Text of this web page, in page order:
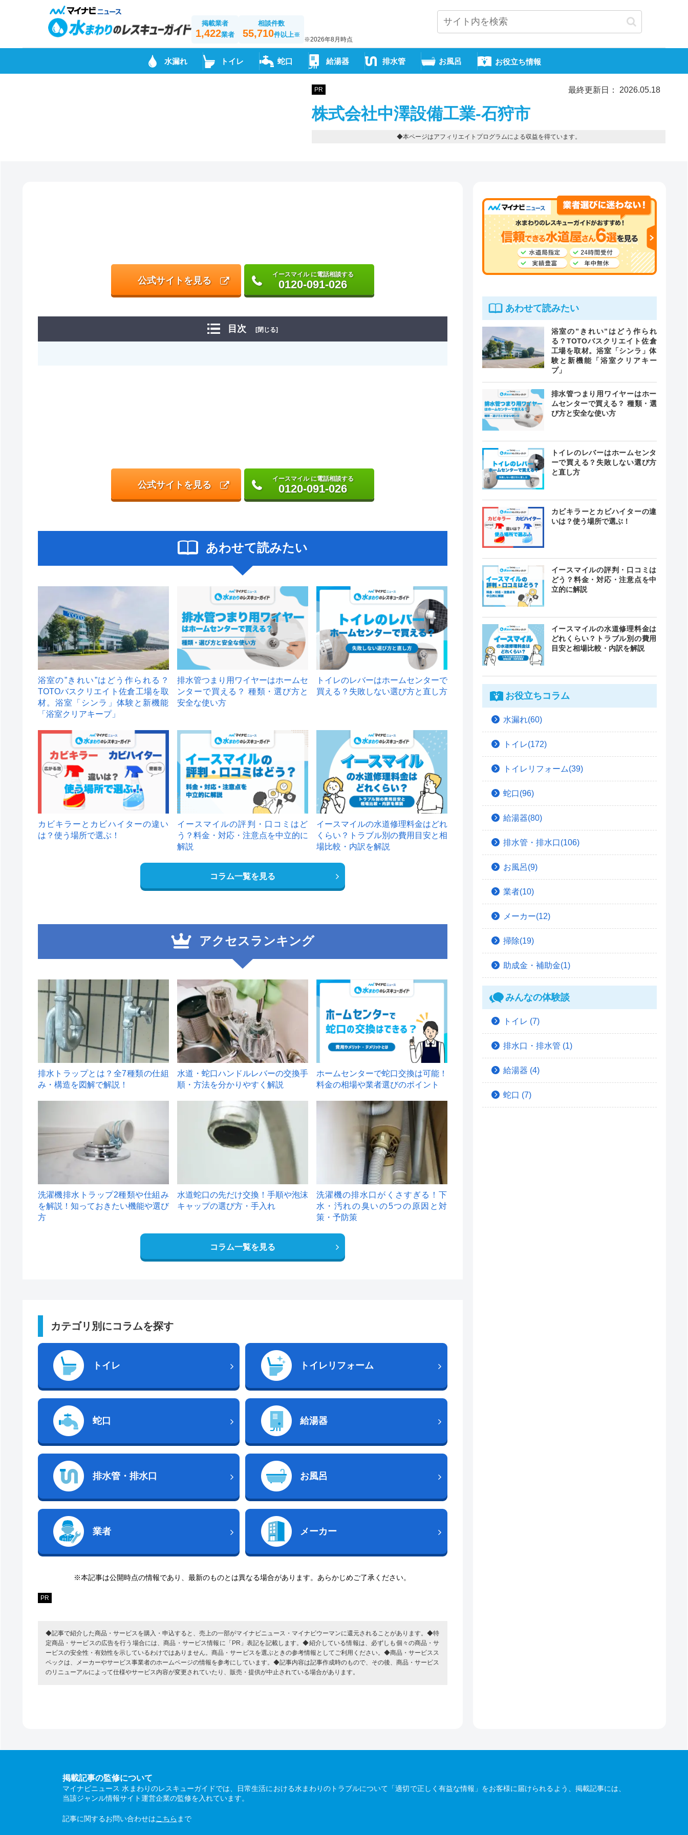
掲載業者
1,422業者
相談件数
55,710件以上※
※2026年8月時点
水漏れ トイレ 蛇口 給湯器 排水管 お風呂 お役立ち情報
PR 最終更新日： 2026.05.18
株式会社中澤設備工業-石狩市
◆本ページはアフィリエイトプログラムによる収益を得ています。
公式サイトを見る
イースマイル に電話相談する
0120-091-026
目次 [閉じる]
公式サイトを見る
イースマイル に電話相談する
0120-091-026
あわせて読みたい
浴室の”きれい”はどう作られる？
TOTOバスクリエイト佐倉工場を取
材。浴室「シンラ」体験と新機能
「浴室クリアキープ」
排水管つまり用ワイヤーはホームセ
ンターで買える？ 種類・選び方と
安全な使い方
トイレのレバーはホームセンターで
買える？失敗しない選び方と直し方
カビキラーとカビハイターの違い
は？使う場所で選ぶ！
イースマイルの評判・口コミはど
う？料金・対応・注意点を中立的に
解説
イースマイルの水道修理料金はどれ
くらい？トラブル別の費用目安と相
場比較・内訳を解説
コラム一覧を見る
アクセスランキング
1
排水トラップとは？全7種類の仕組
み・構造を図解で解説！
2
水道・蛇口ハンドルレバーの交換手
順・方法を分かりやすく解説
ホームセンターで蛇口交換は可能！
料金の相場や業者選びのポイント
洗濯機排水トラップ2種類や仕組み
を解説！知っておきたい機能や選び
方
水道蛇口の先だけ交換！手順や泡沫
キャップの選び方・手入れ
洗濯機の排水口がくさすぎる！下
水・汚れの臭いの5つの原因と対
策・予防策
コラム一覧を見る
カテゴリ別にコラムを探す
トイレ トイレリフォーム
蛇口 給湯器
排水管・排水口 お風呂
業者 メーカー
※本記事は公開時点の情報であり、最新のものとは異なる場合があります。あらかじめご了承ください。
PR
◆記事で紹介した商品・サービスを購入・申込すると、売上の一部がマイナビニュース・マイナビウーマンに還元されることがあります。◆特
定商品・サービスの広告を行う場合には、商品・サービス情報に「PR」表記を記載します。◆紹介している情報は、必ずしも個々の商品・サ
ービスの安全性・有効性を示しているわけではありません。商品・サービスを選ぶときの参考情報としてご利用ください。◆商品・サービスス
ペックは、メーカーやサービス事業者のホームページの情報を参考にしています。◆記事内容は記事作成時のもので、その後、商品・サービス
のリニューアルによって仕様やサービス内容が変更されていたり、販売・提供が中止されている場合があります。
あわせて読みたい
浴室の”きれい”はどう作られ
る？TOTOバスクリエイト佐倉
工場を取材。浴室「シンラ」体
験と新機能「浴室クリアキー
プ」
排水管つまり用ワイヤーはホー
ムセンターで買える？ 種類・選
び方と安全な使い方
トイレのレバーはホームセンタ
ーで買える？失敗しない選び方
と直し方
カビキラーとカビハイターの違
いは？使う場所で選ぶ！
イースマイルの評判・口コミは
どう？料金・対応・注意点を中
立的に解説
イースマイルの水道修理料金は
どれくらい？トラブル別の費用
目安と相場比較・内訳を解説
お役立ちコラム
水漏れ(60)
トイレ(172)
トイレリフォーム(39)
蛇口(96)
給湯器(80)
排水管・排水口(106)
お風呂(9)
業者(10)
メーカー(12)
掃除(19)
助成金・補助金(1)
みんなの体験談
トイレ (7)
排水口・排水管 (1)
給湯器 (4)
蛇口 (7)
掲載記事の監修について
マイナビニュース 水まわりのレスキューガイドでは、日常生活における水まわりのトラブルについて「適切で正しく有益な情報」をお客様に届けられるよう、掲載記事には、
当該ジャンル情報サイト運営企業の監修を入れています。
記事に関するお問い合わせはこちら まで